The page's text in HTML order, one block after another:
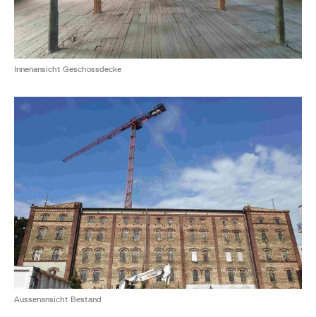
Innenansicht Geschossdecke
Aussenansicht Bestand